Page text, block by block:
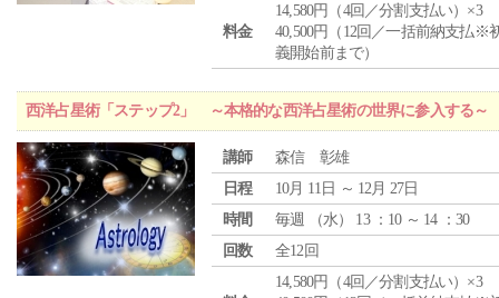
料金
14,580円（4回／分割支払い）×3
40,500円（12回／一括前納支払※
義開始前まで）
西洋占星術「ステップ2」 ～本格的な西洋占星術の世界に参入する～
講師
森信 彰雄
日程
10月 11日 ～ 12月 27日
時間
毎週 （水） 13 ：10 ～ 14 ：30
回数
全12回
14,580円（4回／分割支払い）×3